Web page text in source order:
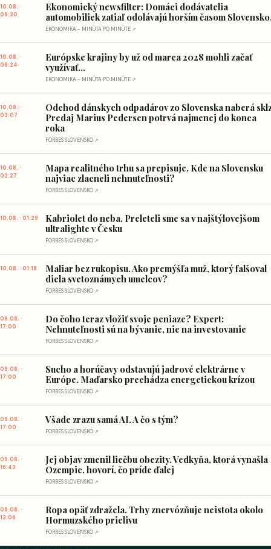
10.08. ·
06:30
Ekonomický newsfilter: Domáci dodávatelia
automobiliek zatiaľ odolávajú horším časom
EKONOMIKA - MINÚTA PO MINÚTE ↗
10.08. ·
06:24
Európske krajiny by už od marca 2028 mohli začať
využívať...
EKONOMIKA - MINÚTA PO MINÚTE ↗
10.08. ·
03:07
Odchod dánskych odpadárov zo Slovenska naberá
Predaj Marius Pedersen potrvá najmenej do konca
roka
FORBES SLOVENSKO ↗
10.08. ·
02:27
Mapa realitného trhu sa prepisuje. Kde na Slovensku
najviac zlacneli nehnuteľnosti?
FORBES SLOVENSKO ↗
10.08. · 01:29
Kabriolet do neba. Preleteli sme sa v najštýlovejšom
ultralighte v Česku
FORBES SLOVENSKO ↗
10.08. · 01:18
Maliar bez rukopisu. Ako premýšľa muž, ktorý falšoval
diela svetoznámych umelcov?
FORBES SLOVENSKO ↗
09.08. ·
17:00
Do čoho teraz vložiť svoje peniaze? Expert:
Nehnuteľnosti sú na bývanie, nie na investovanie
FORBES SLOVENSKO ↗
09.08. ·
17:00
Sucho a horúčavy odstavujú jadrové elektrárne v
Európe. Maďarsko prechádza energetickou krízou
FORBES SLOVENSKO ↗
09.08. ·
17:00
Všade zrazu samá AI. A čo s tým?
FORBES SLOVENSKO ↗
09.08. ·
16:43
Jej objav zmenil liečbu obezity. Vedkyňa, ktorá vynašla
Ozempic, hovorí, čo príde ďalej
FORBES SLOVENSKO ↗
09.08. ·
13:06
Ropa opäť zdražela. Trhy znervózňuje neistota okolo
Hormuzského prielivu
FORBES SLOVENSKO ↗